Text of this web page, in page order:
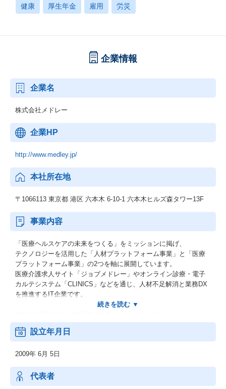
健康 厚生年金 雇用 労災
企業情報
企業名
株式会社メドレー
企業HP
http://www.medley.jp/
本社所在地
〒1066113 東京都 港区 六本木 6-10-1 六本木ヒルズ森タワー13F
事業内容
「医療ヘルスケアの未来をつくる」をミッションに掲げ、
テクノロジーを活用した「人材プラットフォーム事業」と「医療
プラットフォーム事業」の2つを軸に展開しています。
医療介護求人サイト「ジョブメドレー」やオンライン診療・電子
カルテシステム「CLINICS」などを通じ、人材不足解消と業務DX
を推進するIT企業です。
■クラウド診療支援システム「CLINICS」
■オンライン医療事典「MEDLEY」
■患者とつながる調剤薬局窓口支援システム「Pharms」
設立年月日
2009年 6月 5日
代表者